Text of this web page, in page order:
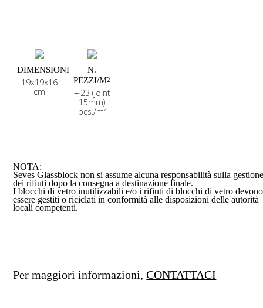
DIMENSIONI
19x19x16
cm
N.
PEZZI/M2
∼23 (joint
15mm)
pcs./m²
NOTA:
Seves Glassblock non si assume alcuna responsabilità sulla
dei rifiuti dopo la consegna a destinazione finale.
I blocchi di vetro inutilizzabili e/o i rifiuti di blocchi di vetro devono
essere gestiti o riciclati in conformità alle disposizioni delle autorità
locali competenti.
Per maggiori informazioni,CONTATTACI